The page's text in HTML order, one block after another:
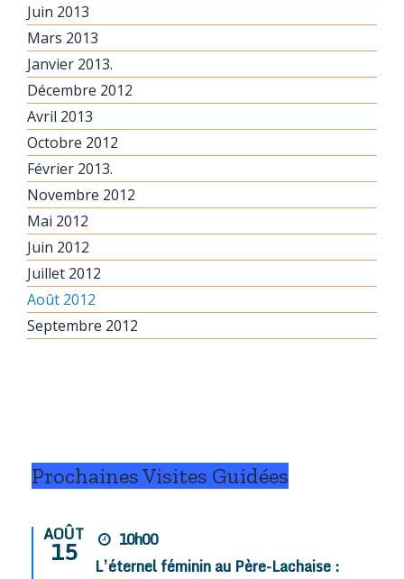
Juin 2013
Mars 2013
Janvier 2013.
Décembre 2012
Avril 2013
Octobre 2012
Février 2013.
Novembre 2012
Mai 2012
Juin 2012
Juillet 2012
Août 2012
Septembre 2012
Prochaines Visites Guidées
AOÛT
15
10h00
L’éternel féminin au Père-Lachaise :